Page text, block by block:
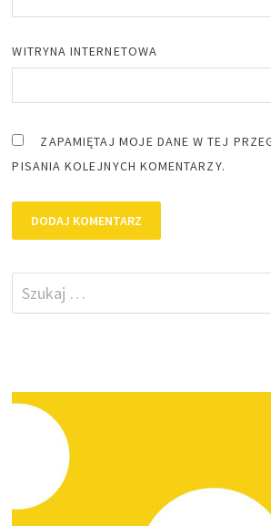
WITRYNA INTERNETOWA
ZAPAMIĘTAJ MOJE DANE W TEJ
PISANIA KOLEJNYCH KOMENTARZY.
Szukaj: